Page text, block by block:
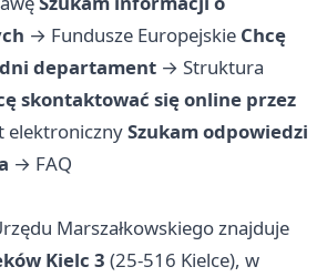
→ Fundusze Europejskie Chcę
departament → Struktura
skontaktować się online przez
elektronicznySzukam odpowiedzi
→ FAQ
Marszałkowskiego znajduje
Kielc 3 (25-516 Kielce), w